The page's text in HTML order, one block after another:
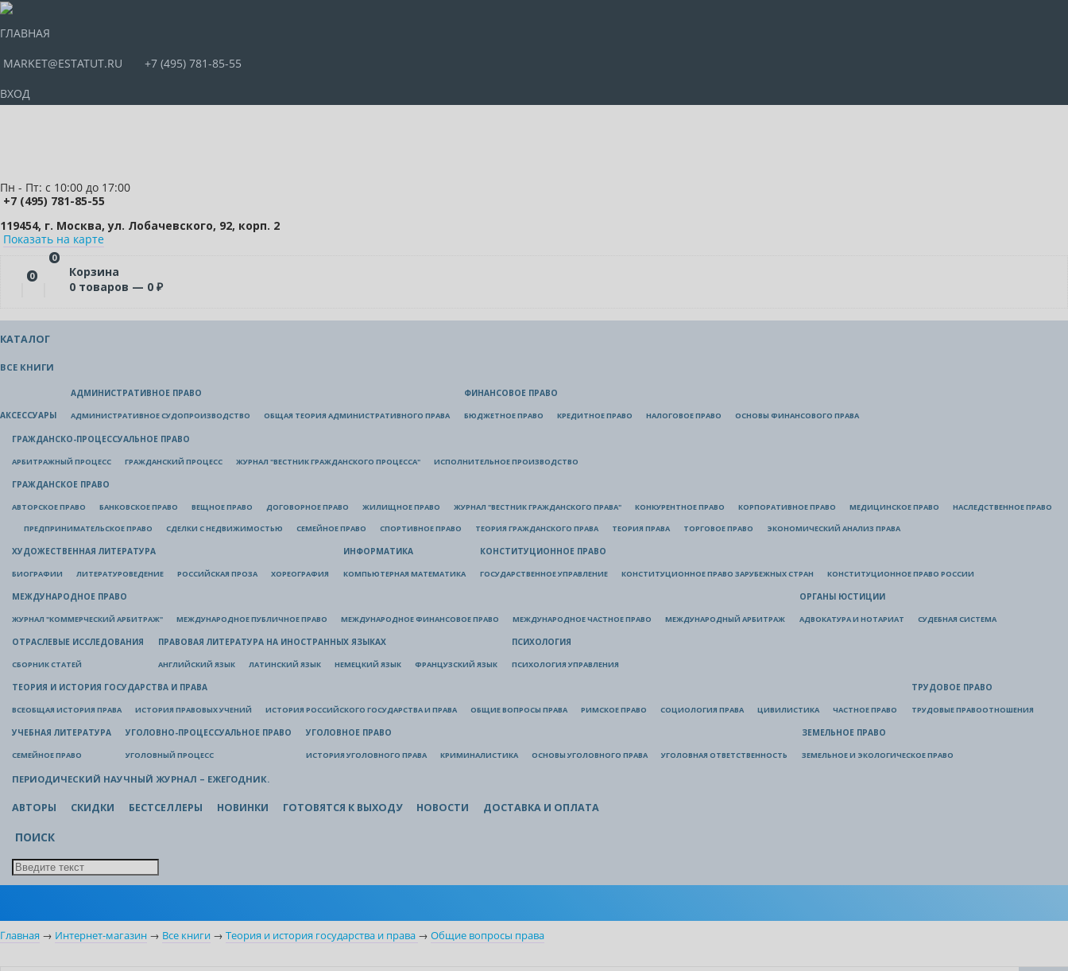
ГЛАВНАЯ
MARKET@ESTATUT.RU
+7 (495) 781-85-55
ВХОД
Пн - Пт: с 10:00 до 17:00
+7 (495) 781-85-55
119454, г. Москва, ул. Лобачевского, 92, корп. 2
Показать на карте
0
0
Корзина
0 товаров — 0 ₽
КАТАЛОГ
ВСЕ КНИГИ
АКСЕССУАРЫ
АДМИНИСТРАТИВНОЕ ПРАВО
АДМИНИСТРАТИВНОЕ СУДОПРОИЗВОДСТВО ОБЩАЯ ТЕОРИЯ АДМИНИСТРАТИВНОГО ПРАВА
ФИНАНСОВОЕ ПРАВО
БЮДЖЕТНОЕ ПРАВО КРЕДИТНОЕ ПРАВО НАЛОГОВОЕ ПРАВО ОСНОВЫ ФИНАНСОВОГО ПРАВА
ГРАЖДАНСКО-ПРОЦЕССУАЛЬНОЕ ПРАВО
АРБИТРАЖНЫЙ ПРОЦЕСС ГРАЖДАНСКИЙ ПРОЦЕСС ЖУРНАЛ "ВЕСТНИК ГРАЖДАНСКОГО ПРОЦЕССА" ИСПОЛНИТЕЛЬНОЕ ПРОИЗВОДСТВО
ГРАЖДАНСКОЕ ПРАВО
АВТОРСКОЕ ПРАВО БАНКОВСКОЕ ПРАВО ВЕЩНОЕ ПРАВО ДОГОВОРНОЕ ПРАВО ЖИЛИЩНОЕ ПРАВО ЖУРНАЛ "ВЕСТНИК ГРАЖДАНСКОГО ПРАВА" КОНКУРЕНТНОЕ ПРАВО КОРПОРАТИВНОЕ ПРАВО МЕДИЦИНСКОЕ ПРАВО НАСЛЕДСТВЕННОЕ ПРАВО
ПРЕДПРИНИМАТЕЛЬСКОЕ ПРАВО СДЕЛКИ С НЕДВИЖИМОСТЬЮ СЕМЕЙНОЕ ПРАВО СПОРТИВНОЕ ПРАВО ТЕОРИЯ ГРАЖДАНСКОГО ПРАВА ТЕОРИЯ ПРАВА ТОРГОВОЕ ПРАВО ЭКОНОМИЧЕСКИЙ АНАЛИЗ ПРАВА
ХУДОЖЕСТВЕННАЯ ЛИТЕРАТУРА
БИОГРАФИИ ЛИТЕРАТУРОВЕДЕНИЕ РОССИЙСКАЯ ПРОЗА ХОРЕОГРАФИЯ
ИНФОРМАТИКА
КОМПЬЮТЕРНАЯ МАТЕМАТИКА
КОНСТИТУЦИОННОЕ ПРАВО
ГОСУДАРСТВЕННОЕ УПРАВЛЕНИЕ КОНСТИТУЦИОННОЕ ПРАВО ЗАРУБЕЖНЫХ СТРАН КОНСТИТУЦИОННОЕ ПРАВО РОССИИ
МЕЖДУНАРОДНОЕ ПРАВО
ЖУРНАЛ "КОММЕРЧЕСКИЙ АРБИТРАЖ" МЕЖДУНАРОДНОЕ ПУБЛИЧНОЕ ПРАВО МЕЖДУНАРОДНОЕ ФИНАНСОВОЕ ПРАВО МЕЖДУНАРОДНОЕ ЧАСТНОЕ ПРАВО МЕЖДУНАРОДНЫЙ АРБИТРАЖ
ОРГАНЫ ЮСТИЦИИ
АДВОКАТУРА И НОТАРИАТ СУДЕБНАЯ СИСТЕМА
ОТРАСЛЕВЫЕ ИССЛЕДОВАНИЯ
СБОРНИК СТАТЕЙ
ПРАВОВАЯ ЛИТЕРАТУРА НА ИНОСТРАННЫХ ЯЗЫКАХ
АНГЛИЙСКИЙ ЯЗЫК ЛАТИНСКИЙ ЯЗЫК НЕМЕЦКИЙ ЯЗЫК ФРАНЦУЗСКИЙ ЯЗЫК
ПСИХОЛОГИЯ
ПСИХОЛОГИЯ УПРАВЛЕНИЯ
ТЕОРИЯ И ИСТОРИЯ ГОСУДАРСТВА И ПРАВА
ВСЕОБЩАЯ ИСТОРИЯ ПРАВА ИСТОРИЯ ПРАВОВЫХ УЧЕНИЙ ИСТОРИЯ РОССИЙСКОГО ГОСУДАРСТВА И ПРАВА ОБЩИЕ ВОПРОСЫ ПРАВА РИМСКОЕ ПРАВО СОЦИОЛОГИЯ ПРАВА ЦИВИЛИСТИКА ЧАСТНОЕ ПРАВО
ТРУДОВОЕ ПРАВО
ТРУДОВЫЕ ПРАВООТНОШЕНИЯ
УЧЕБНАЯ ЛИТЕРАТУРА
СЕМЕЙНОЕ ПРАВО
УГОЛОВНО-ПРОЦЕССУАЛЬНОЕ ПРАВО
УГОЛОВНЫЙ ПРОЦЕСС
УГОЛОВНОЕ ПРАВО
ИСТОРИЯ УГОЛОВНОГО ПРАВА КРИМИНАЛИСТИКА ОСНОВЫ УГОЛОВНОГО ПРАВА УГОЛОВНАЯ ОТВЕТСТВЕННОСТЬ
ЗЕМЕЛЬНОЕ ПРАВО
ЗЕМЕЛЬНОЕ И ЭКОЛОГИЧЕСКОЕ ПРАВО
ПЕРИОДИЧЕСКИЙ НАУЧНЫЙ ЖУРНАЛ – ЕЖЕГОДНИК.
АВТОРЫ СКИДКИ БЕСТСЕЛЛЕРЫ НОВИНКИ ГОТОВЯТСЯ К ВЫХОДУ НОВОСТИ ДОСТАВКА И ОПЛАТА
ПОИСК
Главная → Интернет-магазин → Все книги → Теория и история государства и права → Общие вопросы права